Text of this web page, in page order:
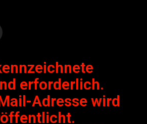
erforderlich.
Adresse wird